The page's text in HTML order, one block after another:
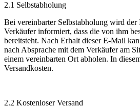
2.1 Selbstabholung
Bei vereinbarter Selbstabholung wird der
Verkäufer informiert, dass die von ihm
bereitsteht. Nach Erhalt dieser E-Mail
nach Absprache mit dem Verkäufer am
einem vereinbarten Ort abholen. In
Versandkosten.
2.2 Kostenloser Versand